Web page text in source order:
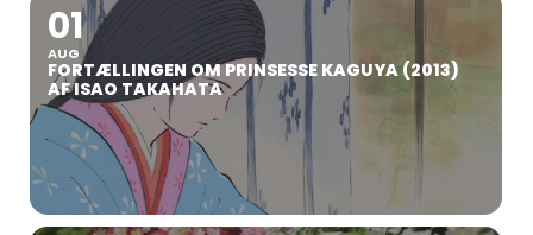
01
AUG
FORTÆLLINGEN OM PRINSESSE KAGUYA (2013)
AF ISAO TAKAHATA